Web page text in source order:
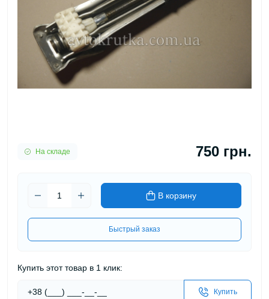
На складе 750 грн.
В корзину
Быстрый заказ
Купить этот товар в 1 клик:
Купить